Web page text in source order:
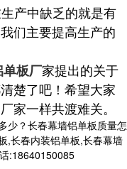
产中缺乏的就是有
们主要提高生产的
板厂家提出的关于
楚了吧！希望大家
家一样共渡难关。
少？长春幕墙铝单板质量怎
,长春内装铝单板,长春幕墙
:18640150085